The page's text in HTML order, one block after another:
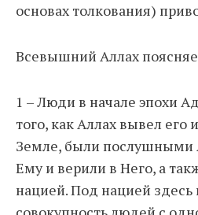
основах толкования)
Всевышний Аллах
1 – Люди в начале эпохи
того, как Аллах вывел его
Земле, были послушными
Ему и верили в Него, а
нацией. Под нацией здесь